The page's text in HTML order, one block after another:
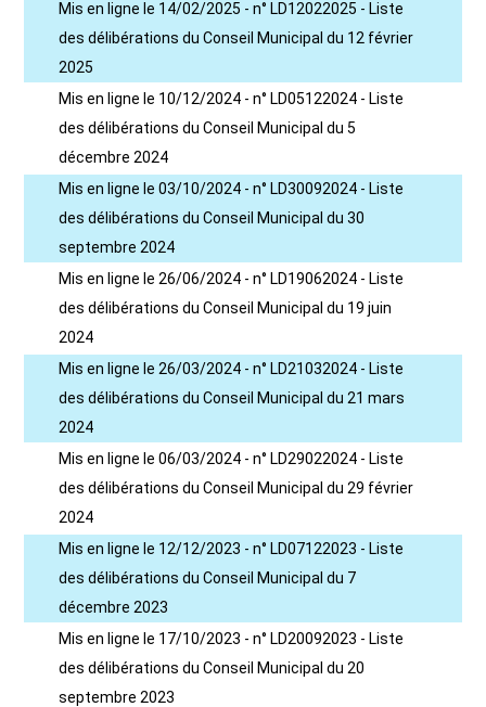
Mis en ligne le 14/02/2025 - n° LD12022025 - Liste
des délibérations du Conseil Municipal du 12 février
2025
Mis en ligne le 10/12/2024 - n° LD05122024 - Liste
des délibérations du Conseil Municipal du 5
décembre 2024
Mis en ligne le 03/10/2024 - n° LD30092024 - Liste
des délibérations du Conseil Municipal du 30
septembre 2024
Mis en ligne le 26/06/2024 - n° LD19062024 - Liste
des délibérations du Conseil Municipal du 19 juin
2024
Mis en ligne le 26/03/2024 - n° LD21032024 - Liste
des délibérations du Conseil Municipal du 21 mars
2024
Mis en ligne le 06/03/2024 - n° LD29022024 - Liste
des délibérations du Conseil Municipal du 29 février
2024
Mis en ligne le 12/12/2023 - n° LD07122023 - Liste
des délibérations du Conseil Municipal du 7
décembre 2023
Mis en ligne le 17/10/2023 - n° LD20092023 - Liste
des délibérations du Conseil Municipal du 20
septembre 2023